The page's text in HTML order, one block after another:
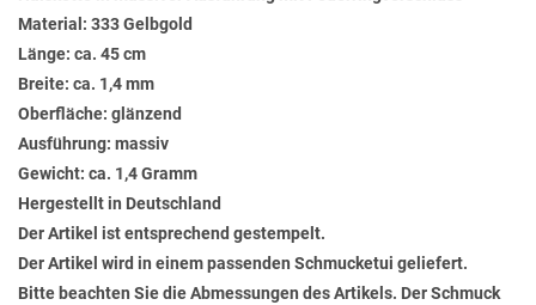
Material: 333 Gelbgold
Länge: ca. 45 cm
Breite: ca. 1,4 mm
Oberfläche: glänzend
Ausführung: massiv
Gewicht: ca. 1,4 Gramm
Hergestellt in Deutschland
Der Artikel ist entsprechend gestempelt.
Der Artikel wird in einem passenden Schmucketui geliefert.
Bitte beachten Sie die Abmessungen des Artikels. Der Schmuck